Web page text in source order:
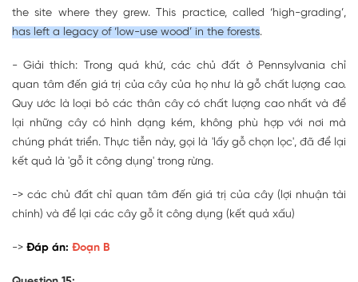
the site where they grew. This practice, called ‘high-grading’,
has left a legacy of ‘low-use wood’ in the forests.
- Giải thích: Trong quá khứ, các chủ đất ở Pennsylvania chỉ
quan tâm đến giá trị của cây của họ như là gỗ chất lượng cao.
Quy ước là loại bỏ các thân cây có chất lượng cao nhất và để
lại những cây có hình dạng kém, không phù hợp với nơi mà
chúng phát triển. Thực tiễn này, gọi là 'lấy gỗ chọn lọc', đã để lại
kết quả là 'gỗ ít công dụng' trong rừng.
-> các chủ đất chỉ quan tâm đến giá trị của cây (lợi nhuận tài
chính) và để lại các cây gỗ ít công dụng (kết quả xấu)
-> Đáp án: Đoạn B